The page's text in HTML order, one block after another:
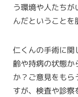
う環境や人たち
んだということを
仁くんの手術に関
齢や持病の状態か
か？ご意見をも
すが、検査や診察